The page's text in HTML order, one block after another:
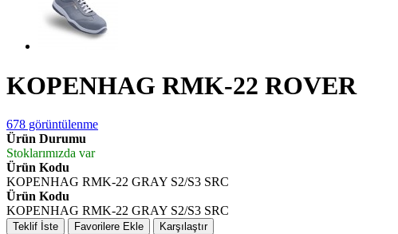
KOPENHAG RMK-22 ROVER
678 görüntülenme
Ürün Durumu
Stoklarımızda var
Ürün Kodu
KOPENHAG RMK-22 GRAY S2/S3 SRC
Ürün Kodu
KOPENHAG RMK-22 GRAY S2/S3 SRC
Teklif İste Favorilere Ekle Karşılaştır